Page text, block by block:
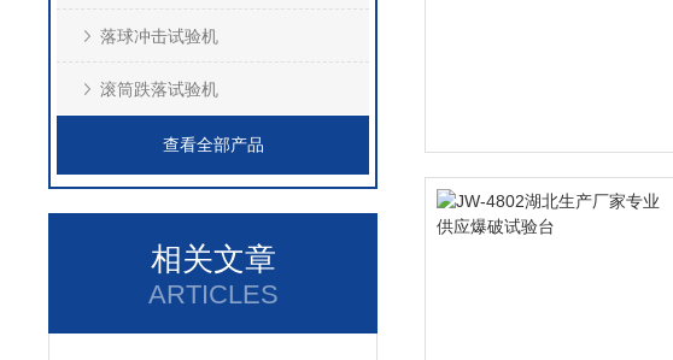
落球冲击试验机
滚筒跌落试验机
查看全部产品
相关文章
ARTICLES